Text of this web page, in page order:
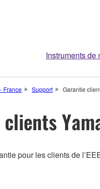
Instruments de
France Support Garantie
pour les clients de